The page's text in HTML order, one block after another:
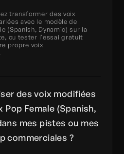
transformer des voix
avec le modèle de
(Spanish, Dynamic) sur la
ou tester l'essai gratuit
propre voix
des voix modifiées
Pop Female (Spanish,
mes pistes ou mes
commerciales ?